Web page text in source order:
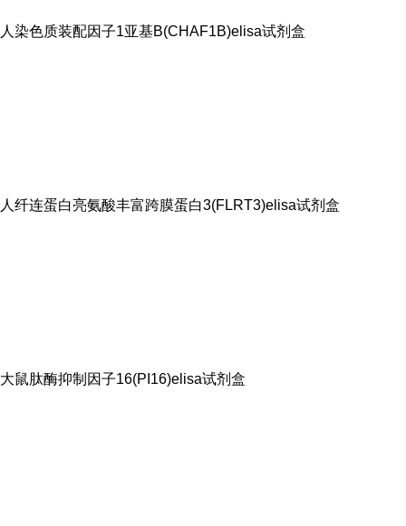
人染色质装配因子1亚基B(CHAF1B)elisa试剂盒
人纤连蛋白亮氨酸丰富跨膜蛋白3(FLRT3)elisa试剂盒
大鼠肽酶抑制因子16(PI16)elisa试剂盒